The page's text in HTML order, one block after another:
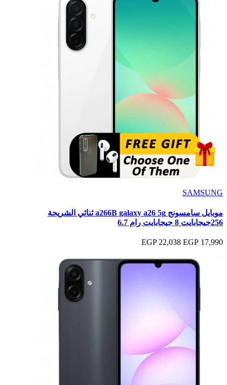
SAMSUNG
موبايل سامسونج a266B galaxy a26 5g ثنائي الشريحة
256جيجابايت 8 جيجابايت رام 6.7
17,990 EGP
22,038 EGP